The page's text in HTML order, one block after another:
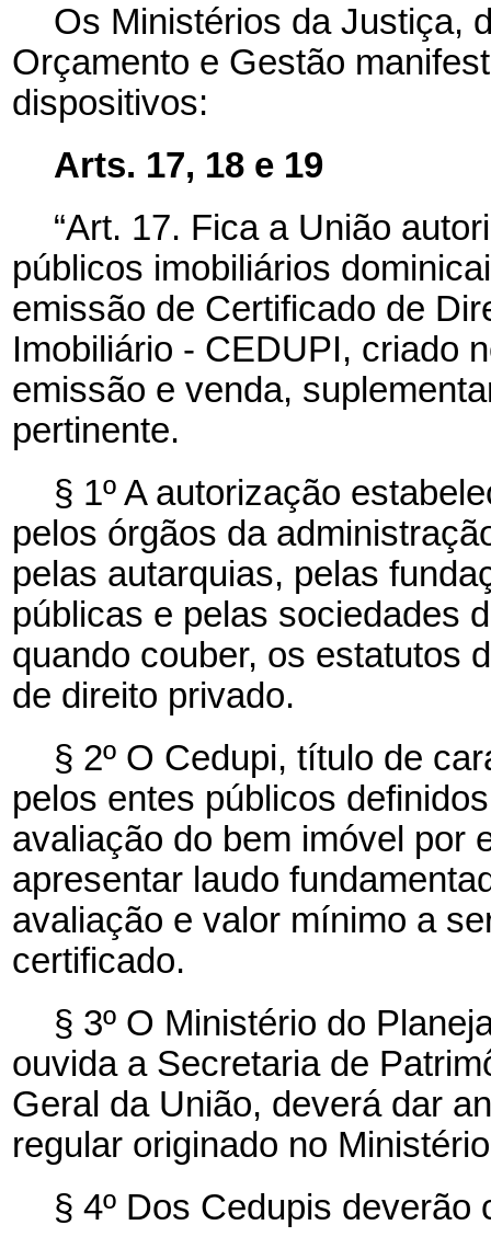
Os Ministérios da Justiça,
Orçamento e Gestão
dispositivos:
Arts. 17, 18 e 19
“Art. 17. Fica a União
públicos imobiliários
emissão de Certificado de
Imobiliário - CEDUPI, criado
emissão e venda,
pertinente.
§ 1º A autorização
pelos órgãos da
pelas autarquias, pelas
públicas e pelas sociedades
quando couber, os estatutos
de direito privado.
§ 2º O Cedupi, título de
pelos entes públicos
avaliação do bem imóvel por
apresentar laudo
avaliação e valor mínimo a
certificado.
§ 3º O Ministério do
ouvida a Secretaria de
Geral da União, deverá dar
regular originado no
§ 4º Dos Cedupis deverão